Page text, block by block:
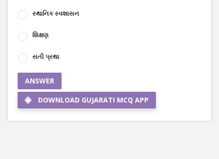
સ્થાનિક સ્વશાસન
શિક્ષણ
સતી પ્રથા
ANSWER
DOWNLOAD GUJARATI MCQ APP